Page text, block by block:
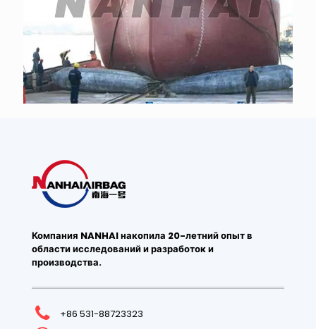
Компания NANHAI накопила 20-летний опыт в
области исследований и разработок и
производства.
+86 531-88723323